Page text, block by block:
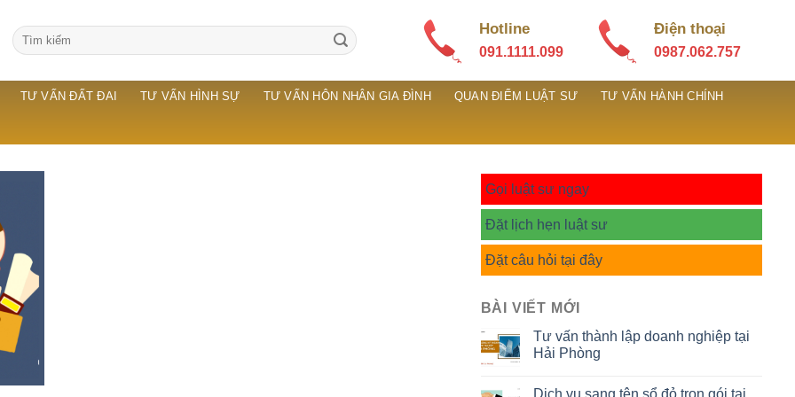
Hotline
091.1111.099
Điện thoại
0987.062.757
TƯ VẤN ĐẤT ĐAI TƯ VẤN HÌNH SỰ TƯ VẤN HÔN NHÂN GIA ĐÌNH QUAN ĐIỂM LUẬT SƯ TƯ VẤN HÀNH CHÍNH
Gọi luật sư ngay
Đặt lịch hẹn luật sư
Đặt câu hỏi tại đây
BÀI VIẾT MỚI
Tư vấn thành lập doanh nghiệp tại
Hải Phòng
Dịch vụ sang tên sổ đỏ trọn gói tại